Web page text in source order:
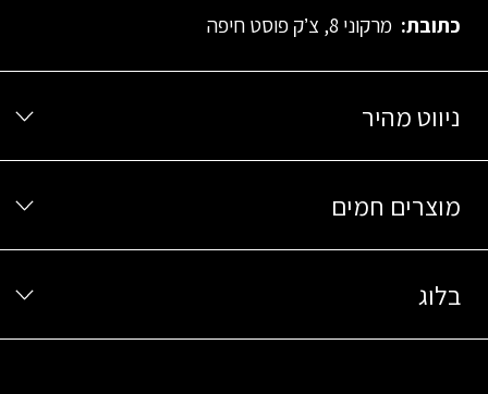
כתובת: מרקוני 8, צ’ק פוסט חיפה
ניווט מהיר
מוצרים חמים
בלוג